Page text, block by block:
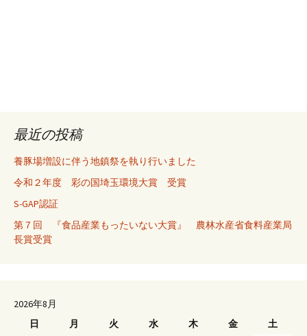
最近の投稿
養豚場増設に伴う地鎮祭を執り行いました
令和２年度 彩の国埼玉環境大賞 受賞
S-GAP認証
第７回 『食品産業もったいない大賞』 農林水産省食料産業局
長賞受賞
2026年8月
日
月 火 水 木 金
土